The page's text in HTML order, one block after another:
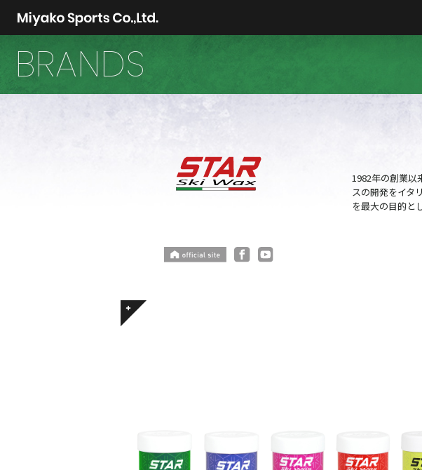
BRANDS
1982年の創業以
スの開発をイタ
を最大の目的と